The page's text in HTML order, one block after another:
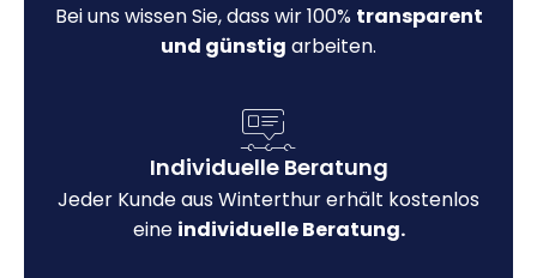
Bei uns wissen Sie, dass wir 100% transparent
und günstig arbeiten.
Individuelle Beratung
Jeder Kunde aus Winterthur erhält kostenlos
eine individuelle Beratung.